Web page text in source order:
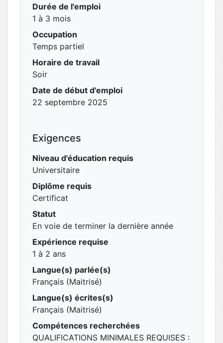
Durée de l'emploi
1 à 3 mois
Occupation
Temps partiel
Horaire de travail
Soir
Date de début d'emploi
22 septembre 2025
Exigences
Niveau d'éducation requis
Universitaire
Diplôme requis
Certificat
Statut
En voie de terminer la dernière année
Expérience requise
1 à 2 ans
Langue(s) parlée(s)
Français (Maitrisé)
Langue(s) écrites(s)
Français (Maitrisé)
Compétences recherchées
QUALIFICATIONS MINIMALES REQUISES :